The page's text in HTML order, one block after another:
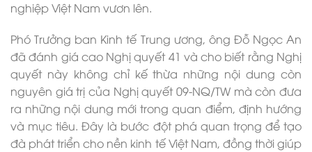
nghiệp Việt Nam vươn lên.
Phó Trưởng ban Kinh tế Trung ương, ông Đỗ Ngọc An
đã đánh giá cao Nghị quyết 41 và cho biết rằng Nghị
quyết này không chỉ kế thừa những nội dung còn
nguyên giá trị của Nghị quyết 09-NQ/TW mà còn đưa
ra những nội dung mới trong quan điểm, định hướng
và mục tiêu. Đây là bước đột phá quan trọng để tạo
đà phát triển cho nền kinh tế Việt Nam, đồng thời giúp